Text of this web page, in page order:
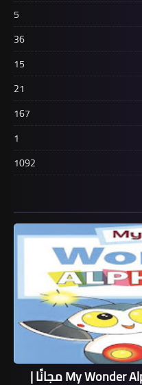
5
36
15
21
167
1
1092
تحميل كتاب My Wonder Alphabet Book PDF مجانًا |